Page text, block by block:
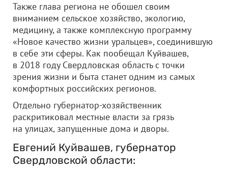
Также глава региона не обошел своим
вниманием сельское хозяйство, экологию,
медицину, а также комплексную программу
«Новое качество жизни уральцев», соединившую
в себе эти сферы. Как пообещал Куйвашев,
в 2018 году Свердловская область с точки
зрения жизни и быта станет одним из самых
комфортных российских регионов.
Отдельно губернатор-хозяйственник
раскритиковал местные власти за грязь
на улицах, запущенные дома и дворы.
Евгений Куйвашев, губернатор
Свердловской области: